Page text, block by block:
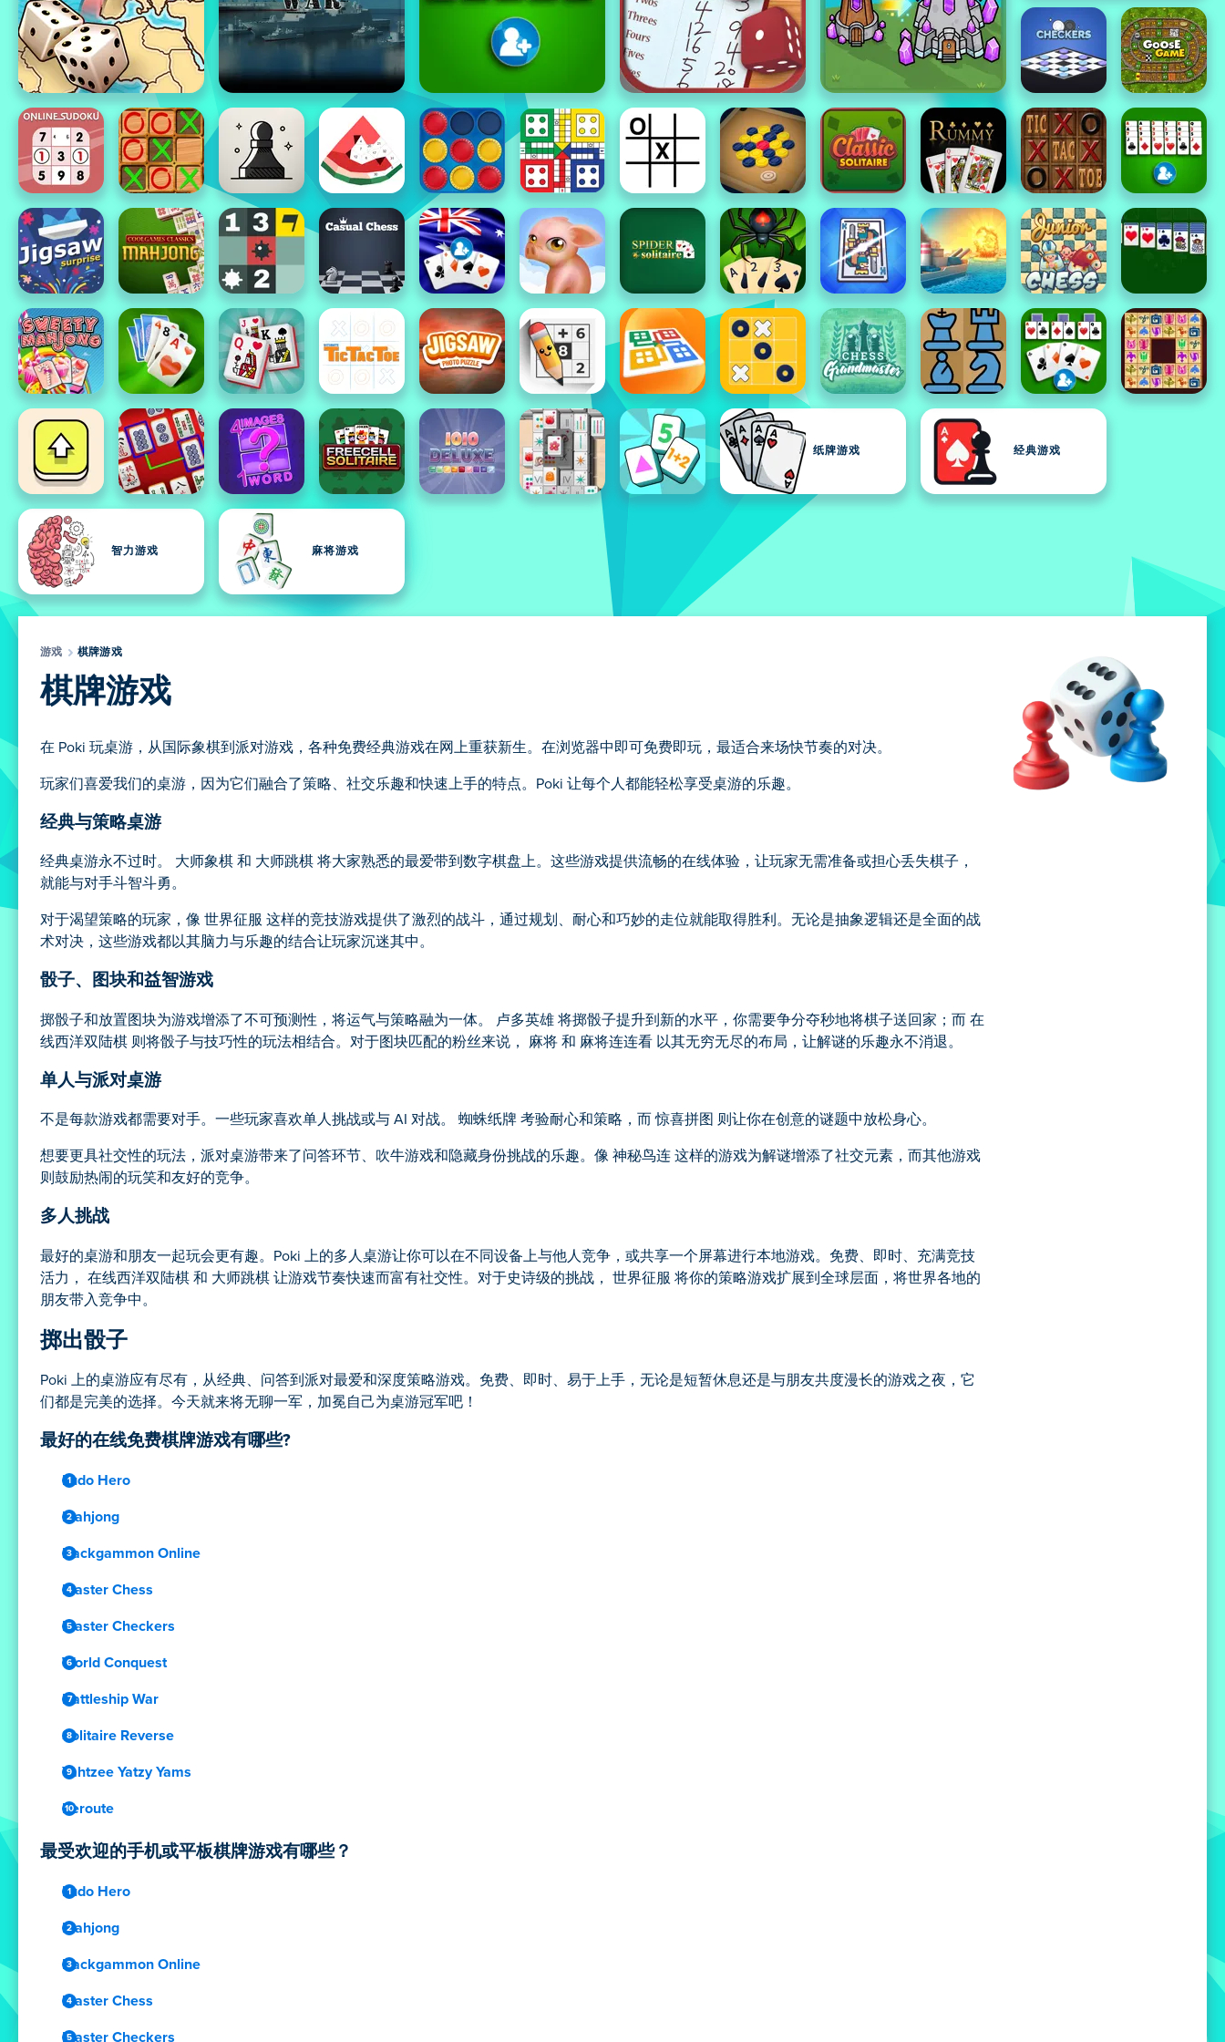
纸牌游戏 经典游戏
智力游戏 麻将游戏
游戏 棋牌游戏
棋牌游戏
在 Poki 玩桌游，从国际象棋到派对游戏，各种免费经典游戏在网上重获新生。在浏览器中即可免费即玩，最适合来场快节奏的对决。
玩家们喜爱我们的桌游，因为它们融合了策略、社交乐趣和快速上手的特点。Poki 让每个人都能轻松享受桌游的乐趣。
经典与策略桌游
经典桌游永不过时。 大师象棋 和 大师跳棋 将大家熟悉的最爱带到数字棋盘上。这些游戏提供流畅的在线体验，让玩家无需准备或担心丢失棋子，
就能与对手斗智斗勇。
对于渴望策略的玩家，像 世界征服 这样的竞技游戏提供了激烈的战斗，通过规划、耐心和巧妙的走位就能取得胜利。无论是抽象逻辑还是全面的战
术对决，这些游戏都以其脑力与乐趣的结合让玩家沉迷其中。
骰子、图块和益智游戏
掷骰子和放置图块为游戏增添了不可预测性，将运气与策略融为一体。 卢多英雄 将掷骰子提升到新的水平，你需要争分夺秒地将棋子送回家；而 在
线西洋双陆棋 则将骰子与技巧性的玩法相结合。对于图块匹配的粉丝来说， 麻将 和 麻将连连看 以其无穷无尽的布局，让解谜的乐趣永不消退。
单人与派对桌游
不是每款游戏都需要对手。一些玩家喜欢单人挑战或与 AI 对战。 蜘蛛纸牌 考验耐心和策略，而 惊喜拼图 则让你在创意的谜题中放松身心。
想要更具社交性的玩法，派对桌游带来了问答环节、吹牛游戏和隐藏身份挑战的乐趣。像 神秘鸟连 这样的游戏为解谜增添了社交元素，而其他游戏
则鼓励热闹的玩笑和友好的竞争。
多人挑战
最好的桌游和朋友一起玩会更有趣。Poki 上的多人桌游让你可以在不同设备上与他人竞争，或共享一个屏幕进行本地游戏。免费、即时、充满竞技
活力， 在线西洋双陆棋 和 大师跳棋 让游戏节奏快速而富有社交性。对于史诗级的挑战， 世界征服 将你的策略游戏扩展到全球层面，将世界各地的
朋友带入竞争中。
掷出骰子
Poki 上的桌游应有尽有，从经典、问答到派对最爱和深度策略游戏。免费、即时、易于上手，无论是短暂休息还是与朋友共度漫长的游戏之夜，它
们都是完美的选择。今天就来将无聊一军，加冕自己为桌游冠军吧！
最好的在线免费棋牌游戏有哪些?
Ludo Hero
Mahjong
Backgammon Online
Master Chess
Master Checkers
World Conquest
Battleship War
Solitaire Reverse
Yahtzee Yatzy Yams
Reroute
最受欢迎的手机或平板棋牌游戏有哪些？
Ludo Hero
Mahjong
Backgammon Online
Master Chess
Master Checkers